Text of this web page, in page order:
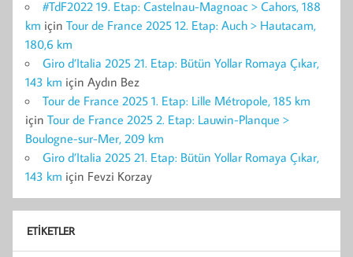
#TdF2022 19. Etap: Castelnau-Magnoac > Cahors, 188
km için Tour de France 2025 12. Etap: Auch > Hautacam,
180,6 km
Giro d’Italia 2025 21. Etap: Bütün Yollar Romaya Çıkar,
143 km için Aydın Bez
Tour de France 2025 1. Etap: Lille Métropole, 185 km
için Tour de France 2025 2. Etap: Lauwin-Planque >
Boulogne-sur-Mer, 209 km
Giro d’Italia 2025 21. Etap: Bütün Yollar Romaya Çıkar,
143 km için Fevzi Korzay
ETIKETLER